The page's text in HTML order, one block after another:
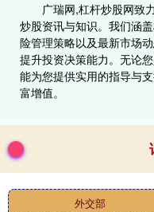
广瑞网,杠杆炒股网致
炒股资讯与知识。我们涵
险管理策略以及最新市场
提升投资决策能力。无论
能为您提供实用的指导与
富增值。
外交部